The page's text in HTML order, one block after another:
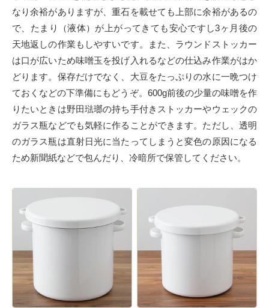
なり余裕がありますが、重石を載せても上部に余裕があるの
で、たまり（液体）が上がってきても安心ですし3ヶ月後の
天地返しの作業もしやすいです。また、ラウンドストッカー
は口が広いため味噌玉を投げ入れるなどの仕込み作業がはか
どります。保存だけでなく、大豆をたっぷりの水に一晩つけ
ておくなどの下準備にもどうぞ。600g前後の少量の味噌を作
りたいときは野田琺瑯の持ち手付きストッカーやウェックの
ガラス瓶などでも気軽に作ることができます。ただし、透明
のガラス瓶は直射日光に当たってしまうと変色の原因になる
ため新聞紙などで包んだり、冷暗所で保管してください。